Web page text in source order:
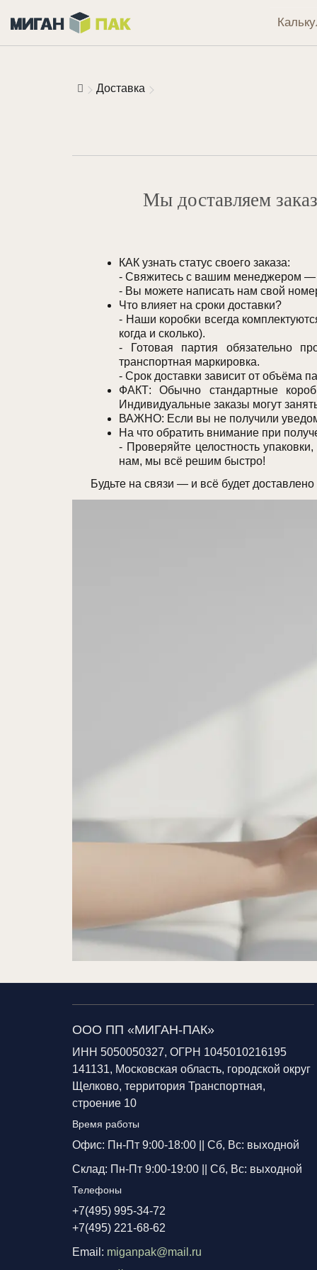
Доставка
Мы доставляем
КАК узнать статус своего заказа:
- Свяжитесь с вашим менеджером —
- Вы можете написать нам свой
Что влияет на сроки доставки?
- Наши коробки всегда
когда и сколько).
- Готовая партия обязательно
транспортная маркировка.
- Срок доставки зависит от объёма
ФАКТ: Обычно стандартные
Индивидуальные заказы могут
ВАЖНО: Если вы не получили
На что обратить внимание при
- Проверяйте целостность
нам, мы всё решим быстро!
Будьте на связи — и всё будет
ООО ПП «МИГАН-ПАК»
ИНН 5050050327, ОГРН 1045010216195
141131, Московская область, городской округ
Щелково, территория Транспортная,
строение 10
Время работы
Офис: Пн-Пт 9:00-18:00 || Сб, Вс: выходной
Склад: Пн-Пт 9:00-19:00 || Сб, Вс: выходной
Телефоны
+7(495) 995-34-72
+7(495) 221-68-62
Email: miganpak@mail.ru